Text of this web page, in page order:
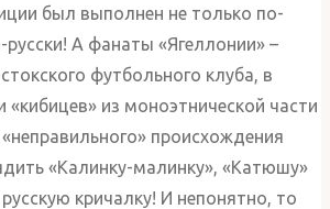
был выполнен не только по-
А фанаты «Ягеллонии» –
футбольного клуба, в
«кибицев» из моноэтнической части
происхождения
«Калинку-малинку», «Катюшу»
кричалку! И непонятно, то